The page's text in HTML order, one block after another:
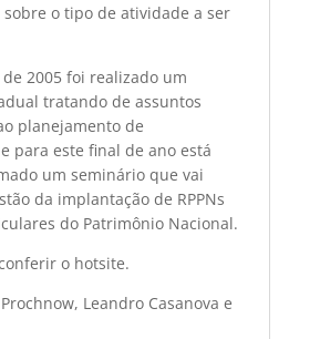
o tipo de atividade a ser
2005 foi realizado um
tratando de assuntos
planejamento de
para este final de ano está
um seminário que vai
da implantação de RPPNs 
do Patrimônio Nacional.
o hotsite.
Leandro Casanova e